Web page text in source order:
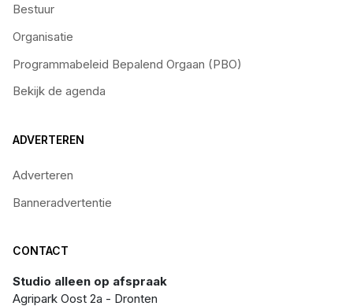
Bestuur
Organisatie
Programmabeleid Bepalend Orgaan (PBO)
Bekijk de agenda
ADVERTEREN
Adverteren
Banneradvertentie
CONTACT
Studio alleen op afspraak
Agripark Oost 2a - Dronten